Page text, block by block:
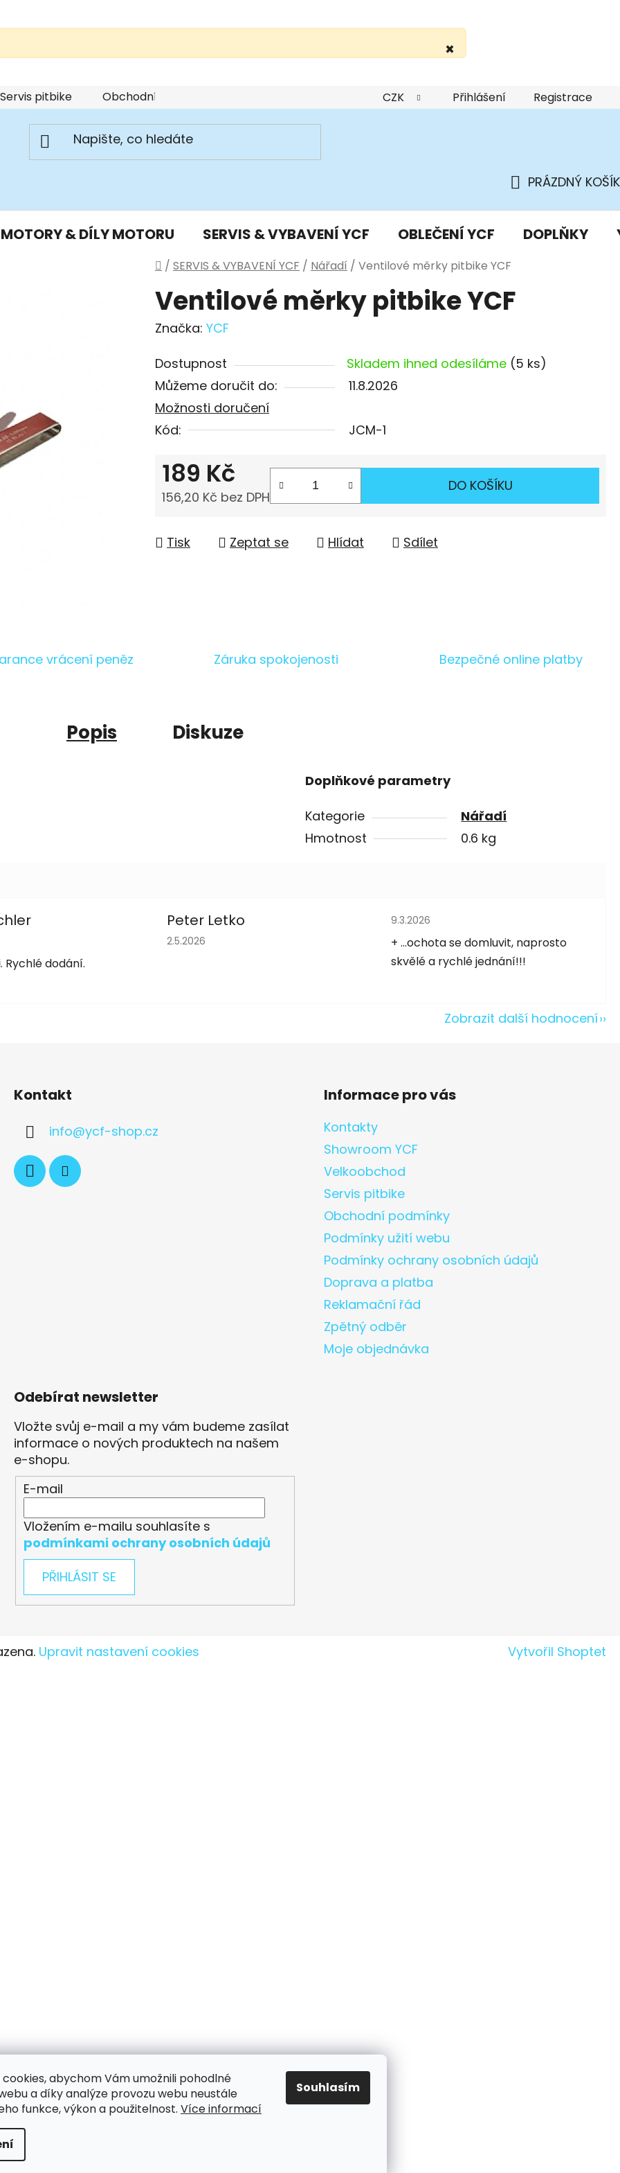
×
abychom Vám umožnili pohodlné
a díky analýze provozu webu neustále
funkce, výkon a použitelnost. Více informací
Souhlasím
Servis pitbike Obchodní podmínky Podmínky ochrany osobních údajů
CZK Přihlášení Registrace
KOŠÍK
PRÁZDNÝ KOŠÍK
MOTORY & DÍLY MOTORU SERVIS & VYBAVENÍ YCF OBLEČENÍ YCF DOPLŇKY
Domů
/ SERVIS & VYBAVENÍ YCF / Nářadí / Ventilové měrky pitbike YCF
Ventilové měrky pitbike YCF
Značka: YCF
Dostupnost Skladem ihned odesíláme (5 ks)
Můžeme doručit do:
11.8.2026
Možnosti doručení
Kód:
JCM-1
189 Kč
156,20 Kč bez DPH
DO KOŠÍKU
Tisk Zeptat se Hlídat Sdílet
vrácení peněz Záruka spokojenosti Bezpečné online platby
Popis Diskuze
Doplňkové parametry
Kategorie
Nářadí
Hmotnost
0.6 kg
je 5 z 5 hvězdiček.
Rychlé dodání.
Peter Letko
Hodnocení obchodu je 5 z 5 hvězdiček.
2.5.2026
Hodnocení obchodu je 5 z 5 hvězdiček.
9.3.2026
+ ...ochota se domluvit, naprosto
skvělé a rychlé jednání!!!
Zobrazit další hodnocení
Kontakt
info@ycf-shop.cz
Informace pro vás
Kontakty
Showroom YCF
Velkoobchod
Servis pitbike
Obchodní podmínky
Podmínky užití webu
Podmínky ochrany osobních údajů
Doprava a platba
Reklamační řád
Zpětný odběr
Moje objednávka
Odebírat newsletter
Vložte svůj e-mail a my vám budeme zasílat
informace o nových produktech na našem
e-shopu.
E-mail
Vložením e-mailu souhlasíte s
podmínkami ochrany osobních údajů
PŘIHLÁSIT SE
Vytvořil Shoptet
Upravit nastavení cookies